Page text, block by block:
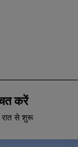
करें
रात से शुरू